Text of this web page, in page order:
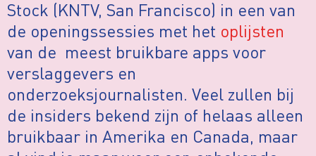
Stock (KNTV, San Francisco) in een van
de openingssessies met het oplijsten
van de meest bruikbare apps voor
verslaggevers en
onderzoeksjournalisten. Veel zullen bij
de insiders bekend zijn of helaas alleen
bruikbaar in Amerika en Canada, maar